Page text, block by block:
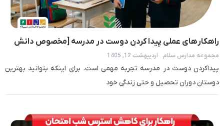
راهکار‎های عملی پیدا کردن دوست در مدرسه [مخصوص دانش
آموزان]
مجموعه مدارس سلام اردیبهشت 12, 1405
پیداکردن دوست در مدرسه تجربه مهمی است. برای اینکه بتوانید بهترین
دوستان دوران تحصیل و حتی زندگی خود